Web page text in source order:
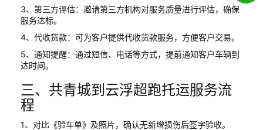
3、第三方评估：邀请第三方机构对服务质量进行评估，确保
服务达标。
4、代收货款：可为客户提供代收货款服务，方便客户交易。
5、通知提醒：通过短信、电话等方式，提前通知客户车辆到
达时间。
三、共青城到云浮超跑托运服务流
程
1、对比《验车单》及照片，确认无新增损伤后签字验收。